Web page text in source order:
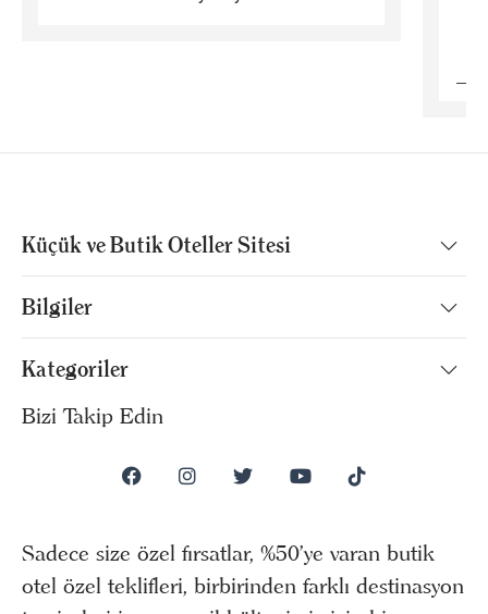
Küçük ve Butik Oteller Sitesi
Bilgiler
Kategoriler
Bizi Takip Edin
Sadece size özel fırsatlar, %50’ye varan butik
otel özel teklifleri, birbirinden farklı destinasyon